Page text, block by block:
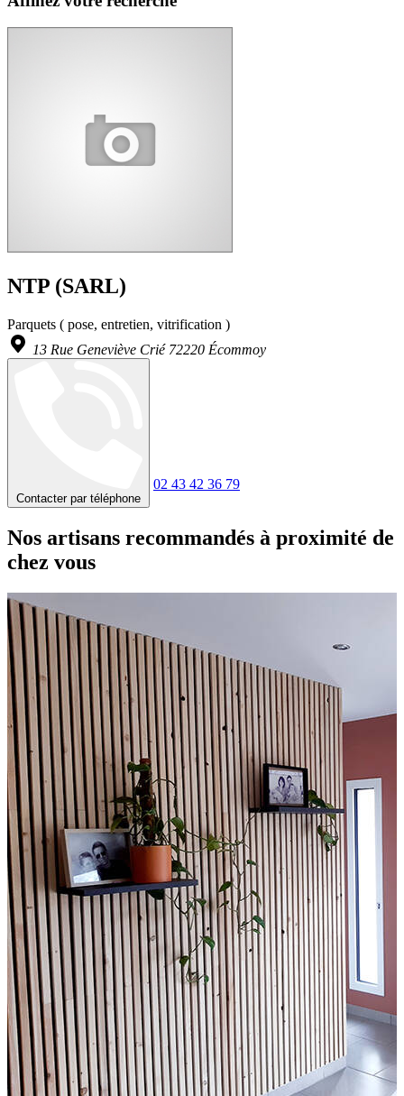
NTP (SARL)
Parquets ( pose, entretien, vitrification )
13 Rue Geneviève Crié 72220 Écommoy
Contacter par téléphone
02 43 42 36 79
Nos artisans recommandés à proximité de
chez vous